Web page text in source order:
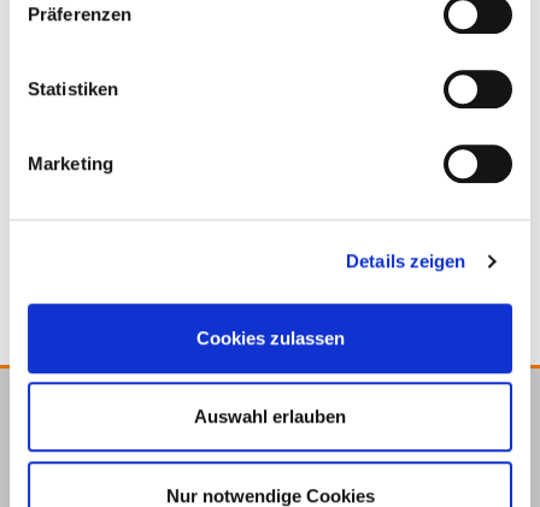
Präferenzen
Statistiken
Marketing
Details zeigen
Cookies zulassen
Auswahl erlauben
Nur notwendige Cookies
24 Stück
Polymer
24 Stück 4251314734570
Unter dem Hofe 5